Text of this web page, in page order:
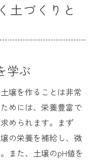
土づくりと
学ぶ
壌を作ることは非常
めには、栄養豊富で
められます。まず
の栄養を補給し、微
また、土壌のpH値を